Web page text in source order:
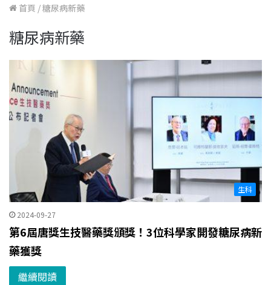
首頁 /糖尿病新藥
糖尿病新藥
生科
2024-09-27
第6屆唐獎生技醫藥獎頒獎！3位科學家開發糖尿病新
藥獲獎
繼續閱讀